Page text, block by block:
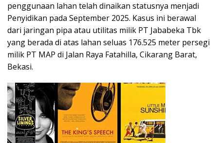
penggunaan lahan telah dinaikan statusnya menjadi
Penyidikan pada September 2025. Kasus ini berawal
dari jaringan pipa atau utilitas milik PT Jababeka Tbk
yang berada di atas lahan seluas 176.525 meter persegi
milik PT MAP di Jalan Raya Fatahilla, Cikarang Barat,
Bekasi.